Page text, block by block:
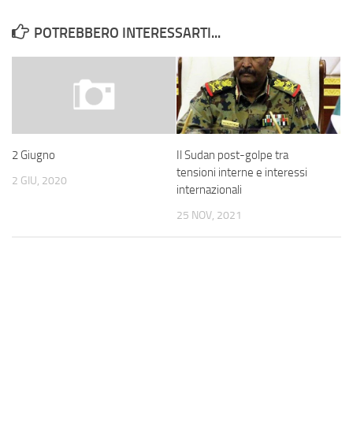
POTREBBERO INTERESSARTI...
2 Giugno
2 GIU, 2020
Il Sudan post-golpe tra
tensioni interne e interessi
internazionali
25 NOV, 2021